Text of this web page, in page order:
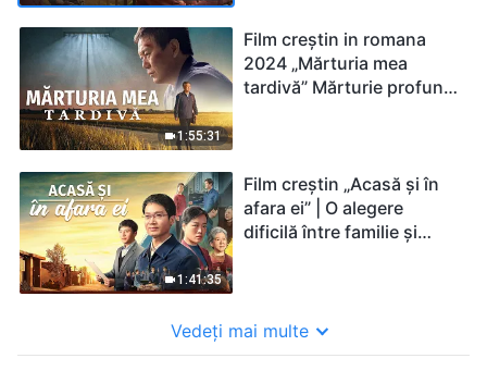
1:55:31
Film creștin in romana
2024 „Mărturia mea
tardivă” Mărturie profund
1:41:35
Film creștin „Acasă și în
afara ei” | O alegere
dificilă între familie și
Vedeți mai multe